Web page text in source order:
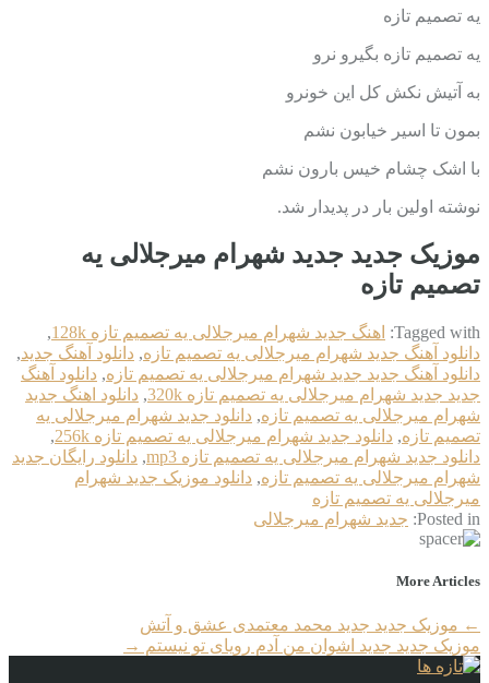
یه تصمیم تازه
یه تصمیم تازه بگیرو نرو
به آتیش نکش کل این خونرو
بمون تا اسیر خیابون نشم
با اشک چشام خیس بارون نشم
نوشته اولین بار در پدیدار شد.
موزیک جدید جديد شهرام میرجلالی یه
تصمیم تازه
Tagged with: اهنگ جديد شهرام میرجلالی یه تصمیم تازه 128k
,
دانلود آهنگ جديد شهرام میرجلالی یه تصمیم تازه, دانلود آهنگ جدید,
دانلود آهنگ جدید جديد شهرام میرجلالی یه تصمیم تازه, دانلود آهنگ
جدید جديد شهرام میرجلالی یه تصمیم تازه 320k
, دانلود اهنگ جديد
شهرام میرجلالی یه تصمیم تازه, دانلود جديد شهرام میرجلالی یه
تصمیم تازه, دانلود جديد شهرام میرجلالی یه تصمیم تازه 256k
,
دانلود جديد شهرام میرجلالی یه تصمیم تازه mp3
, دانلود رایگان جديد
شهرام میرجلالی یه تصمیم تازه, دانلود موزیک جديد شهرام
میرجلالی یه تصمیم تازه
Posted in: جديد شهرام میرجلالی
More Articles
← موزیک جدید جديد محمد معتمدی عشق و آتش
موزیک جدید جديد اشوان من آدم رویای تو نیستم →